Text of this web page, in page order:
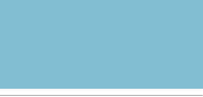
svårare för dig så att du går rätt
nyfiken nu som alltid på att
med dig av.